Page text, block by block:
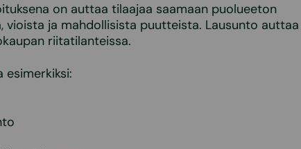
on auttaa tilaajaa saamaan puolueeton
vioista ja mahdollisista puutteista. Lausunto auttaa
riitatilanteissa.
esimerkiksi: